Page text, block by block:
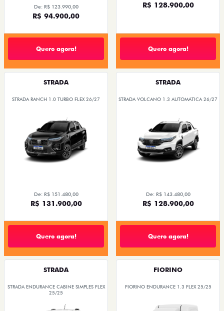
De: R$ 123.990,00
R$ 94.900,00
Quero agora!
R$ 128.900,00
Quero agora!
STRADA
STRADA RANCH 1.0 TURBO FLEX 26/27
De: R$ 151.480,00
R$ 131.900,00
Quero agora!
STRADA
STRADA VOLCANO 1.3 AUTOMÁTICA 26/27
De: R$ 143.480,00
R$ 128.900,00
Quero agora!
STRADA
STRADA ENDURANCE CABINE SIMPLES FLEX
25/25
FIORINO
FIORINO ENDURANCE 1.3 FLEX 25/25